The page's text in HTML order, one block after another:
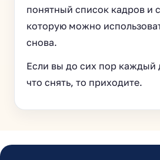
понятный список кадров и
которую можно
снова.
Если вы до сих пор каждый
что снять, то приходите.